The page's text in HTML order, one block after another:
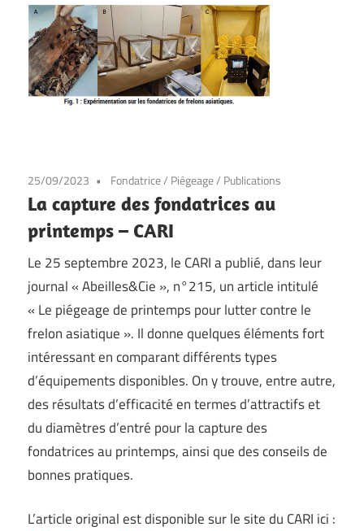
25/09/2023 Fondatrice/ Piégeage/ Publications
La capture des fondatrices au
printemps – CARI
Le 25 septembre 2023, le CARI a publié, dans leur
journal « Abeilles&Cie », n°215, un article intitulé
« Le piégeage de printemps pour lutter contre le
frelon asiatique ». Il donne quelques éléments fort
intéressant en comparant différents types
d’équipements disponibles. On y trouve, entre autre,
des résultats d’efficacité en termes d’attractifs et
du diamètres d’entré pour la capture des
fondatrices au printemps, ainsi que des conseils de
bonnes pratiques.
L’article original est disponible sur le site du CARI ici :